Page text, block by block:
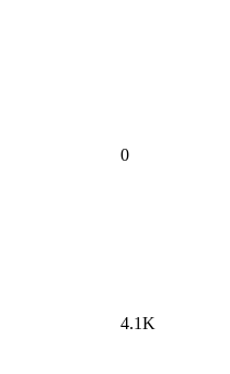
0
4.1K